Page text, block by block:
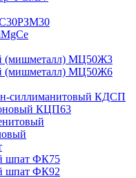
(мишметалл) МЦ50Ж3
(мишметалл) МЦ50Ж6
силлиманитовый КДСП
КЦП63
шпат ФК75
шпат ФК92